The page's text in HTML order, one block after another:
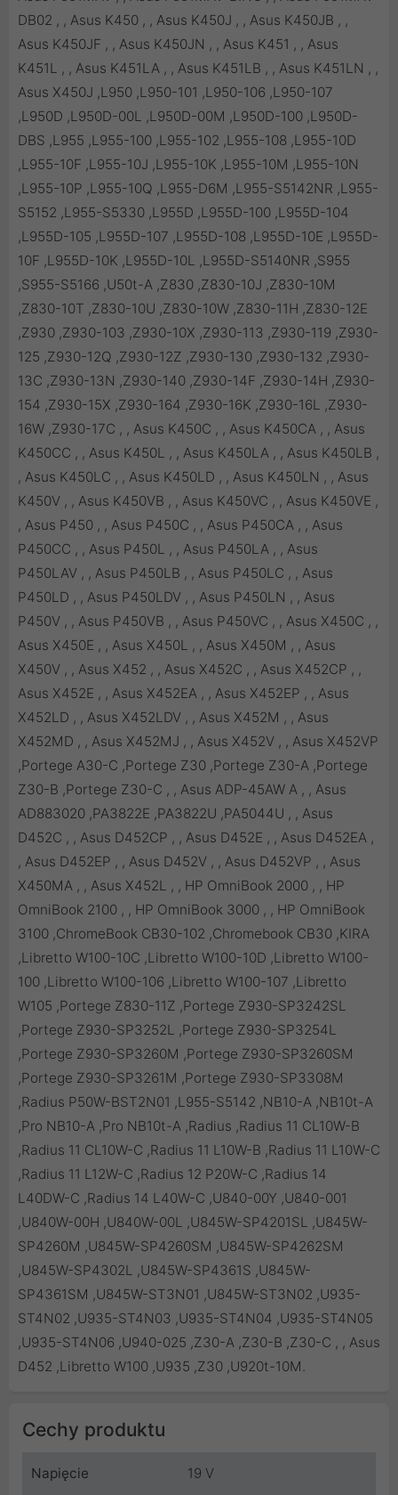
Cechy produktu
Napięcie 19 V